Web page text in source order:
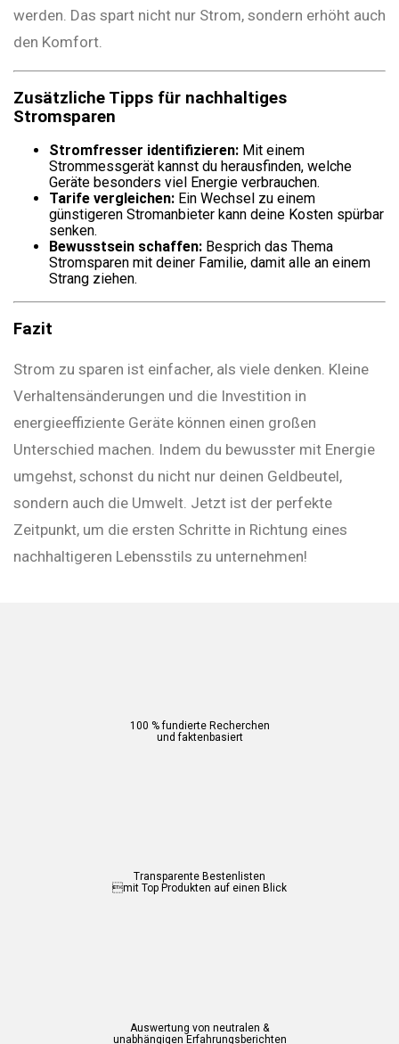
werden. Das spart nicht nur Strom, sondern erhöht auch
den Komfort.
Zusätzliche Tipps für nachhaltiges
Stromsparen
Stromfresser identifizieren: Mit einem
Strommessgerät kannst du herausfinden, welche
Geräte besonders viel Energie verbrauchen.
Tarife vergleichen: Ein Wechsel zu einem
günstigeren Stromanbieter kann deine Kosten spürbar
senken.
Bewusstsein schaffen: Besprich das Thema
Stromsparen mit deiner Familie, damit alle an einem
Strang ziehen.
Fazit
Strom zu sparen ist einfacher, als viele denken. Kleine
Verhaltensänderungen und die Investition in
energieeffiziente Geräte können einen großen
Unterschied machen. Indem du bewusster mit Energie
umgehst, schonst du nicht nur deinen Geldbeutel,
sondern auch die Umwelt. Jetzt ist der perfekte
Zeitpunkt, um die ersten Schritte in Richtung eines
nachhaltigeren Lebensstils zu unternehmen!
100 % fundierte Recherchen
und faktenbasiert
Transparente Bestenlisten
mit Top Produkten auf einen Blick
Auswertung von neutralen &
unabhängigen Erfahrungsberichten